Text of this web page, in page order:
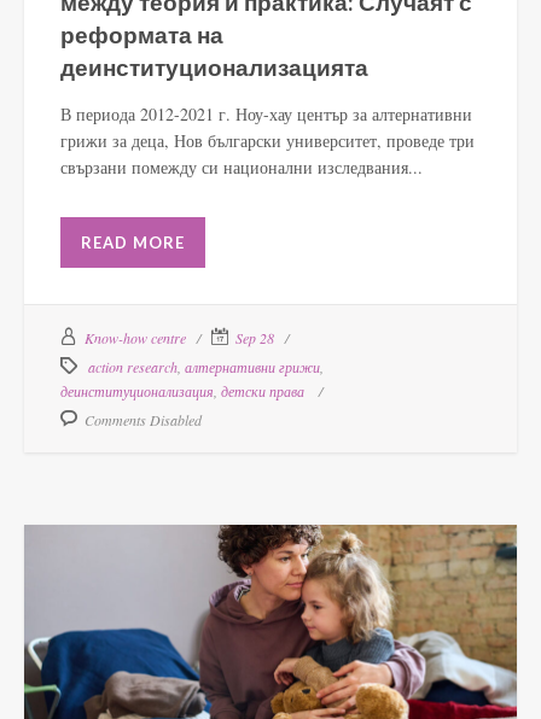
реформата на
деинституционализацията
В периода 2012-2021 г. Ноу-хау център за алтернативни
грижи за деца, Нов български университет, проведе три
свързани помежду си национални изследвания...
READ MORE
Know-how centre
Sep 28
action research алтернативни грижи
деинституционализация детски права
Comments Disabled